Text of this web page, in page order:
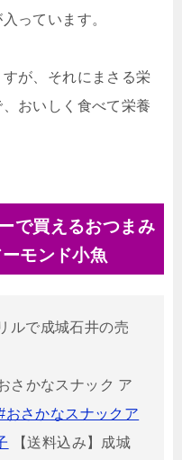
っています。
が、それにまさる栄
おいしく食べて栄養
で買えるおつまみ
モンド小魚
ルで成城石井の売
さかなスナック ア
おさかなスナックア
【送料込み】成城